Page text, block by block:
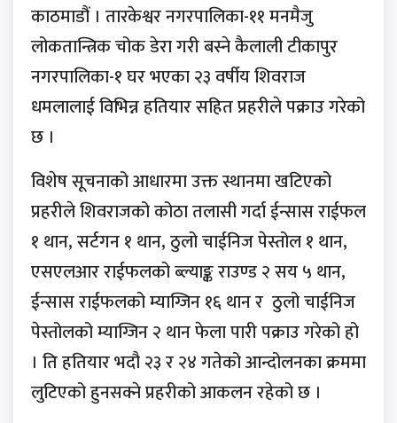
काठमाडौं । तारकेश्वर नगरपालिका-११ मनमैजु
लोकतान्त्रिक चोक डेरा गरी बस्ने कैलाली टीकापुर
नगरपालिका-१ घर भएका २३ वर्षीय शिवराज
धमलालाई विभिन्न हतियार सहित प्रहरीले पक्राउ गरेको
छ ।
विशेष सूचनाको आधारमा उक्त स्थानमा खटिएको
प्रहरीले शिवराजको कोठा तलासी गर्दा ईन्सास राईफल
१ थान, सर्टगन १ थान, ठुलो चाईनिज पेस्तोल १ थान,
एसएलआर राईफलको ब्ल्याङ्क राउण्ड २ सय ५ थान,
ईन्सास राईफलको म्याग्जिन १६ थान र ठुलो चाईनिज
पेस्तोलको म्याग्जिन २ थान फेला पारी पक्राउ गरेको हो
। ति हतियार भदौ २३ र २४ गतेको आन्दोलनका क्रममा
लुटिएको हुनसक्ने प्रहरीको आकलन रहेको छ ।